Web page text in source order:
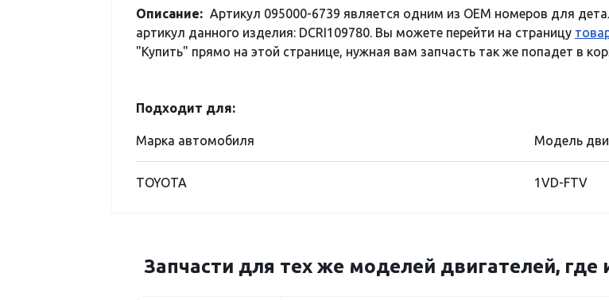
Описание: Артикул 095000-6739 является одним из OEM номеров для
артикул данного изделия: DCRI109780. Вы можете перейти на страницу
"Купить" прямо на этой странице, нужная вам запчасть так же попадет в
Подходит для:
Марка автомобиля Модель
TOYOTA 1VD-FTV
Запчасти для тех же моделей двигателей, где